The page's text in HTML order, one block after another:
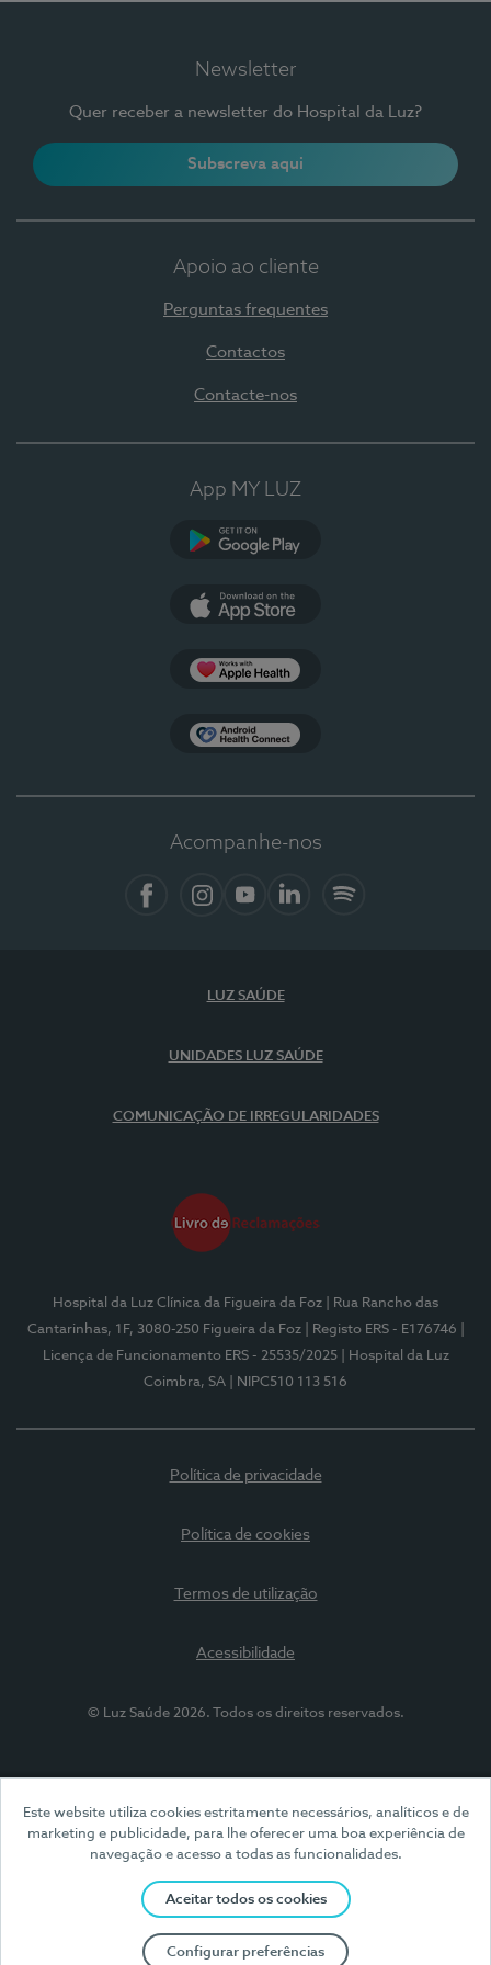
Este website utiliza cookies estritamente necessários, analíticos e de
marketing e publicidade, para lhe oferecer uma boa experiência de
navegação e acesso a todas as funcionalidades.
Aceitar todos os cookies
Configurar preferências
Newsletter
Quer receber a newsletter do Hospital da Luz?
Subscreva aqui
Apoio ao cliente
Perguntas frequentes
Contactos
Contacte-nos
App MY LUZ
Acompanhe-nos
LUZ SAÚDE
UNIDADES LUZ SAÚDE
COMUNICAÇÃO DE IRREGULARIDADES
Hospital da Luz Clínica da Figueira da Foz
| Rua Rancho das
Cantarinhas, 1F, 3080-250 Figueira da Foz
| Registo ERS - E176746
Licença de Funcionamento ERS - 25535/2025
| Hospital da Luz
Coimbra, SA
| NIPC510 113 516
Política de privacidade
Política de cookies
Termos de utilização
Acessibilidade
© Luz Saúde 2026. Todos os direitos reservados.